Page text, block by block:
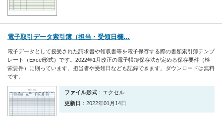
電子取引データ索引簿（担当・受領日欄…
電子データとして授受された請求書や領収書等を電子保存する際の書類索引簿テンプ
レート（Excel形式）です。2022年1月改正の電子帳簿保存法が定める保存要件（検
索要件）に則っています。担当者や受領日なども記録できます。ダウンロードは無料
です。
ファイル形式 ：エクセル
更新日 ：2022年01月14日